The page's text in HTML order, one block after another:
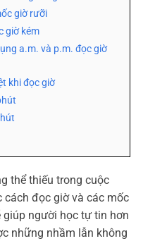
giờ rưỡi
giờ kém
a.m. và p.m. đọc giờ
khi đọc giờ
thể thiếu trong cuộc
cách đọc giờ và các mốc
người học tự tin hơn
những nhầm lẫn không